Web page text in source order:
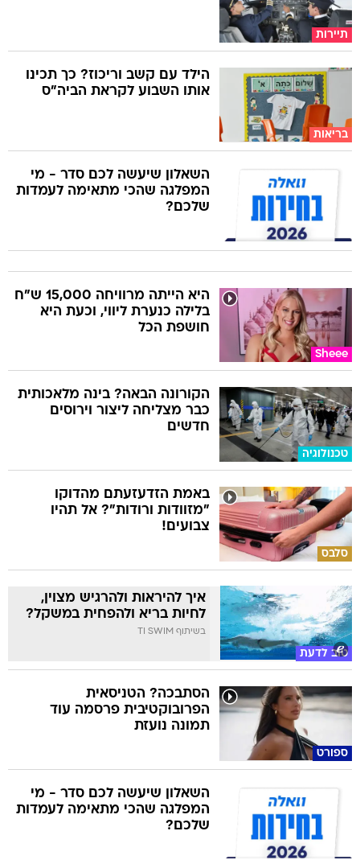
תיירות
בריאות
הילד עם קשב וריכוז? כך תכינו
אותו השבוע לקראת הביה"ס
השאלון שיעשה לכם סדר - מי
המפלגה שהכי מתאימה לעמדות
שלכם?
Sheee
היא הייתה מרוויחה 15,000 ש"ח
בלילה כנערת ליווי, וכעת היא
חושפת הכל
טכנולוגיה
הקורונה הבאה? בינה מלאכותית
כבר מצליחה ליצור וירוסים
חדשים
סלבס
באמת הזדעזעתם מהדוקו
"מזוודות ורודות"? אל תהיו
צבועים!
טוב לדעת
איך להיראות ולהרגיש מצוין,
לחיות בריא ולהפחית במשקל?
בשיתוף TI SWIM
ספורט
הסתבכה? הטניסאית
הפרובוקטיבית פרסמה עוד
תמונה נועזת
השאלון שיעשה לכם סדר - מי
המפלגה שהכי מתאימה לעמדות
שלכם?